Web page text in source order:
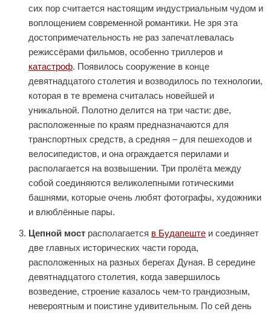
сих пор считается настоящим индустриальным чудом и
воплощением современной романтики. Не зря эта
достопримечательность не раз запечатлевалась
режиссёрами фильмов, особенно триллеров и
катастроф. Появилось сооружение в конце
девятнадцатого столетия и возводилось по технологии,
которая в те времена считалась новейшей и
уникальной. Полотно делится на три части: две,
расположенные по краям предназначаются для
транспортных средств, а средняя – для пешеходов и
велосипедистов, и она ограждается перилами и
располагается на возвышении. Три пролёта между
собой соединяются великолепными готическими
башнями, которые очень любят фотографы, художники
и влюблённые пары.
Цепной мост располагается в Будапеште и соединяет
две главных исторических части города,
расположенных на разных берегах Дуная. В середине
девятнадцатого столетия, когда завершилось
возведение, строение казалось чем-то грандиозным,
невероятным и поистине удивительным. По сей день